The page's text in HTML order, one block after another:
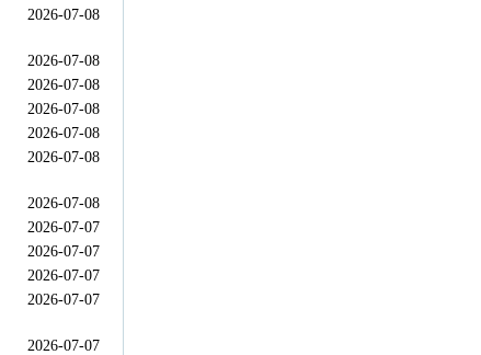
2026-07-08
2026-07-08
2026-07-08
2026-07-08
2026-07-08
2026-07-08
2026-07-08
2026-07-07
2026-07-07
2026-07-07
2026-07-07
2026-07-07